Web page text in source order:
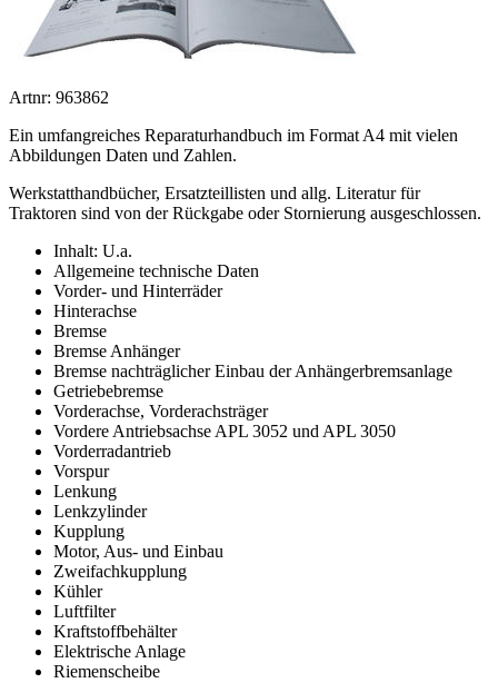
Artnr: 963862
Ein umfangreiches Reparaturhandbuch im Format A4 mit vielen
Abbildungen Daten und Zahlen.
Werkstatthandbücher, Ersatzteillisten und allg. Literatur für
Traktoren sind von der Rückgabe oder Stornierung ausgeschlossen.
Inhalt: U.a.
Allgemeine technische Daten
Vorder- und Hinterräder
Hinterachse
Bremse
Bremse Anhänger
Bremse nachträglicher Einbau der Anhängerbremsanlage
Getriebebremse
Vorderachse, Vorderachsträger
Vordere Antriebsachse APL 3052 und APL 3050
Vorderradantrieb
Vorspur
Lenkung
Lenkzylinder
Kupplung
Motor, Aus- und Einbau
Zweifachkupplung
Kühler
Luftfilter
Kraftstoffbehälter
Elektrische Anlage
Riemenscheibe